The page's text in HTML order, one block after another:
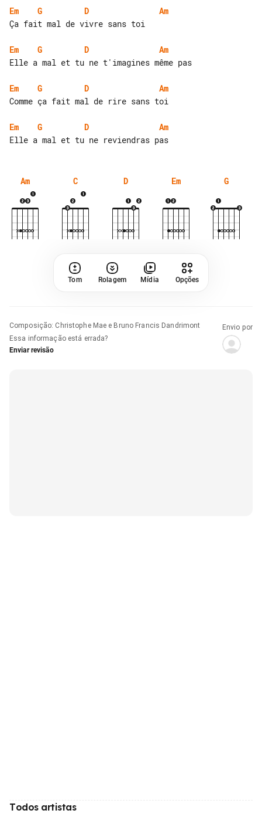
Em G D
Am
Ça fait mal de vivre sans toi
Em G D
Am
Elle a mal et tu ne t'imagines même pas
Em G D
Am
Comme ça fait mal de rire sans toi
Em G D
Am
Am C D Em G
Tom Rolagem Mídia Opções
Composição: Christophe Mae e Bruno Francis Dandrimont
Essa informação está errada?
Enviar revisão
Envio por
Todos artistas